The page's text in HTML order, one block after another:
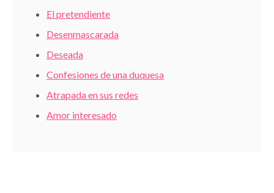
El pretendiente
Desenmascarada
Deseada
Confesiones de una duquesa
Atrapada en sus redes
Amor interesado